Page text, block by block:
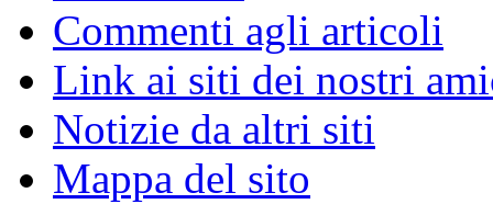
Commenti agli articoli
Link ai siti dei nostri
Notizie da altri siti
Mappa del sito